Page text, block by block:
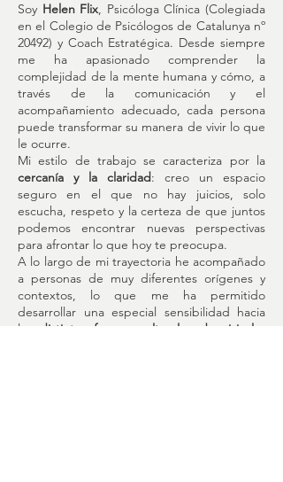
Soy Helen Flix, Psicóloga Clínica (Colegiada
en el Colegio de Psicólogos de Catalunya nº
20492) y Coach Estratégica. Desde siempre
me ha apasionado comprender la
complejidad de la mente humana y cómo, a
través de la comunicación y el
acompañamiento adecuado, cada persona
puede transformar su manera de vivir lo que
le ocurre.
Mi estilo de trabajo se caracteriza por la
cercanía y la claridad: creo un espacio
seguro en el que no hay juicios, solo
escucha, respeto y la certeza de que juntos
podemos encontrar nuevas perspectivas
para afrontar lo que hoy te preocupa.
A lo largo de mi trayectoria he acompañado
a personas de muy diferentes orígenes y
contextos, lo que me ha permitido
desarrollar una especial sensibilidad hacia
las
distintas formas culturales de vivir las